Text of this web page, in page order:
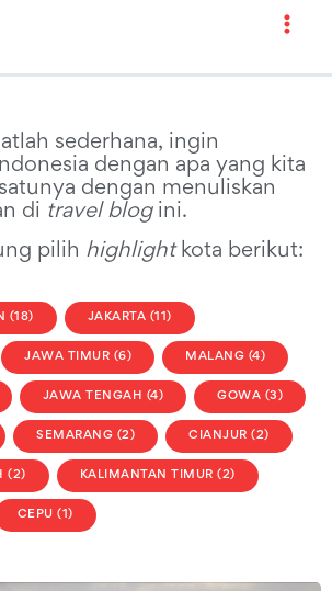
sederhana, ingin
dengan apa yang kita
dengan menuliskan
di travel blogini.
pilih highlightkota berikut:
(18) JAKARTA (11)
JAWA TIMUR (6) MALANG (4)
JAWA TENGAH (4) GOWA (3)
SEMARANG (2) CIANJUR (2)
(2) KALIMANTAN TIMUR (2)
CEPU (1)